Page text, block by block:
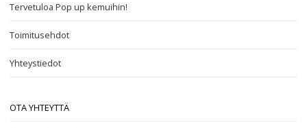
Tervetuloa Pop up kemuihin!
Toimitusehdot
Yhteystiedot
OTA YHTEYTTÄ